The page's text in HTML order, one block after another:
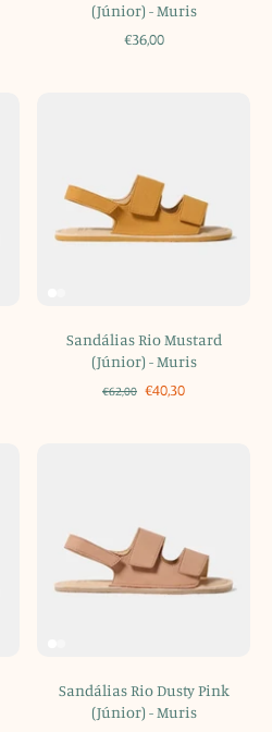
(Júnior) - Muris
€36,00
Sandálias Rio Mustard
(Júnior) - Muris
€62,00 €40,30
Sandálias Rio Dusty Pink
(Júnior) - Muris